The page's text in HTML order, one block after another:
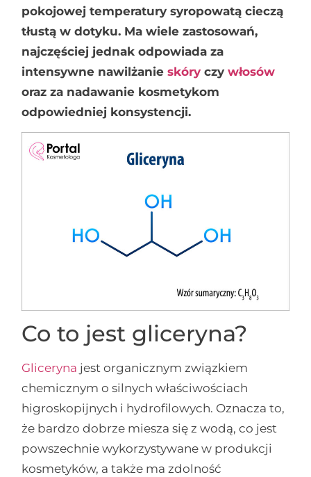
pokojowej temperatury syropowatą cieczą
tłustą w dotyku. Ma wiele zastosowań,
najczęściej jednak odpowiada za
intensywne nawilżanieskóry czywłosów
oraz za nadawanie kosmetykom
odpowiedniej konsystencji.
Co to jest gliceryna?
Gliceryna jest organicznym związkiem
chemicznym o silnych właściwościach
higroskopijnych i hydrofilowych. Oznacza to,
że bardzo dobrze miesza się z wodą, co jest
powszechnie wykorzystywane w produkcji
kosmetyków, a także ma zdolność